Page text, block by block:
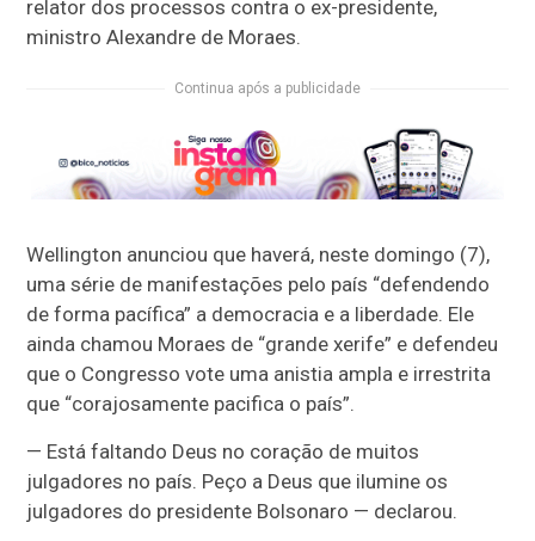
relator dos processos contra o ex-presidente,
ministro Alexandre de Moraes.
Continua após a publicidade
Wellington anunciou que haverá, neste domingo (7),
uma série de manifestações pelo país “defendendo
de forma pacífica” a democracia e a liberdade. Ele
ainda chamou Moraes de “grande xerife” e defendeu
que o Congresso vote uma anistia ampla e irrestrita
que “corajosamente pacifica o país”.
— Está faltando Deus no coração de muitos
julgadores no país. Peço a Deus que ilumine os
julgadores do presidente Bolsonaro — declarou.